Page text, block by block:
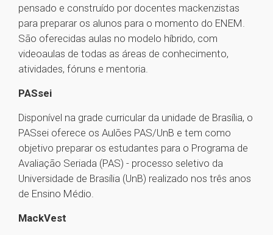
pensado e construído por docentes mackenzistas
para preparar os alunos para o momento do ENEM.
São oferecidas aulas no modelo híbrido, com
videoaulas de todas as áreas de conhecimento,
atividades, fóruns e mentoria.
PASsei
Disponível na grade curricular da unidade de Brasília, o
PASsei oferece os Aulões PAS/UnB e tem como
objetivo preparar os estudantes para o Programa de
Avaliação Seriada (PAS) - processo seletivo da
Universidade de Brasília (UnB) realizado nos três anos
de Ensino Médio.
MackVest